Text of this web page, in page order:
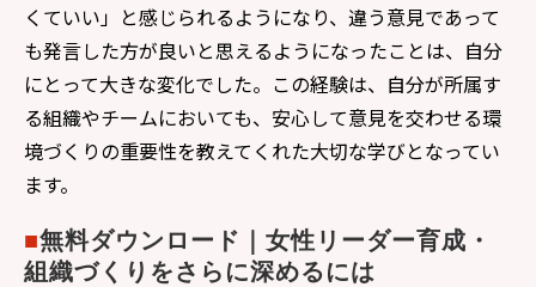
くていい」と感じられるようになり、違う意見であって
も発言した方が良いと思えるようになったことは、自分
にとって大きな変化でした。この経験は、自分が所属す
る組織やチームにおいても、安心して意見を交わせる環
境づくりの重要性を教えてくれた大切な学びとなってい
ます。
■無料ダウンロード｜女性リーダー育成・
組織づくりをさらに深めるには